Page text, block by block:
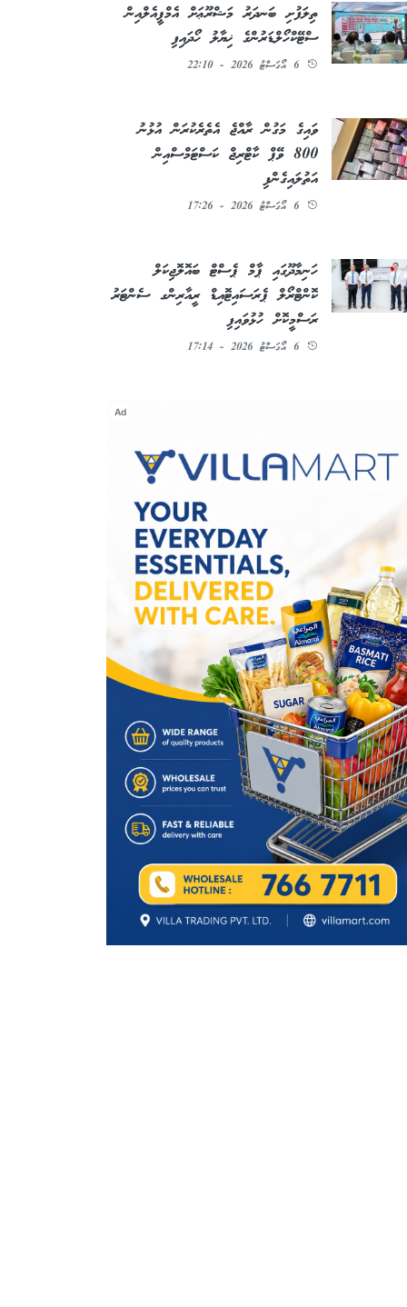
ތިލަފުށި ބަނދަރު މަޝްރޫޢަށް އެމްޕީއެލްއިން
ސްޓޭކްހޯލްޑަރުންގެ ޚިޔާލު ހޯދައިފި
6 އޯގަސްޓު 2026 - 22:10
ވައިގެ މަގުން ރާއްޖެ އެތެރެކުރަން އުޅުނު
800 ވޭޕް ކާޓްރިޖް ކަސްޓަމްސްއިން
އަތުލައިގެންފި
6 އޯގަސްޓު 2026 - 17:26
ހަނިމާދޫގައި ޕާމް ޕެސްޓް ބައޮލޮޖިކަލް
ކޮންޓްރޯލް ޕެރަސައިޓޮއިޑް ރީއާރިންގ ސެންޓަރު
ރަސްމީކޮށް ހުޅުވައިފި
6 އޯގަސްޓު 2026 - 17:14
Ad